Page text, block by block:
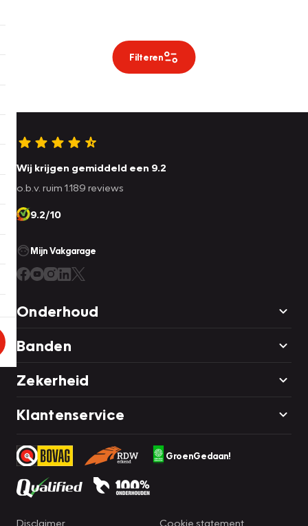
Filteren
Wij krijgen gemiddeld een 9.2
o.b.v. ruim 1.189 reviews
9.2/10
Mijn Vakgarage
Onderhoud
Banden
Zekerheid
Klantenservice
GroenGedaan!
Disclaimer Cookie statement